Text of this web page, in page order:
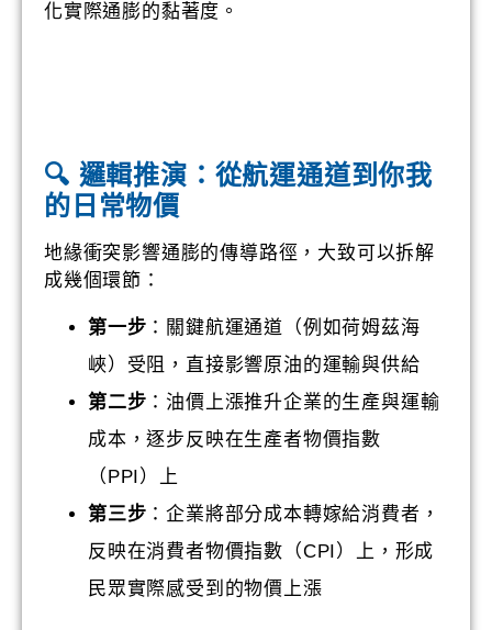
化實際通膨的黏著度。
🔍 邏輯推演：從航運通道到你我
的日常物價
地緣衝突影響通膨的傳導路徑，大致可以拆解
成幾個環節：
第一步 ：關鍵航運通道（例如荷姆茲海
峽）受阻，直接影響原油的運輸與供給
第二步 ：油價上漲推升企業的生產與運輸
成本，逐步反映在生產者物價指數
（PPI）上
第三步 ：企業將部分成本轉嫁給消費者，
反映在消費者物價指數（CPI）上，形成
民眾實際感受到的物價上漲